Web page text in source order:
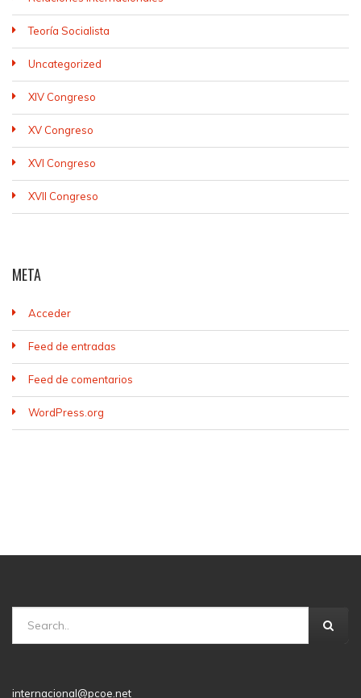
Teoría Socialista
Uncategorized
XIV Congreso
XV Congreso
XVI Congreso
XVII Congreso
META
Acceder
Feed de entradas
Feed de comentarios
WordPress.org
internacional@pcoe.net